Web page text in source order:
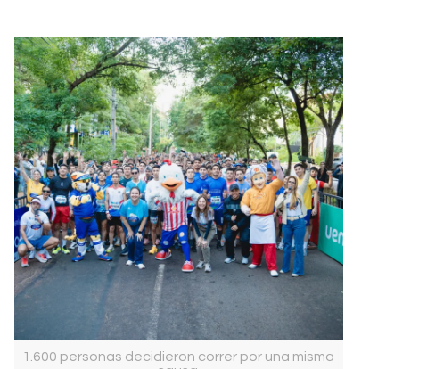
1.600 personas decidieron correr por una misma